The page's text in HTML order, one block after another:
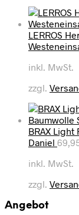
LERROS
inkl. MwSt.
zzgl.
BRAX
Daniel
inkl. MwSt.
zzgl.
Angebot